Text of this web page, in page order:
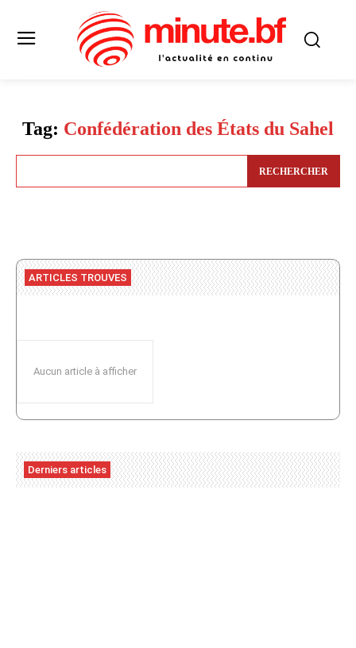
Tag: Confédération des États du Sahel
RECHERCHER
ARTICLES TROUVES
Aucun article à afficher
Derniers articles